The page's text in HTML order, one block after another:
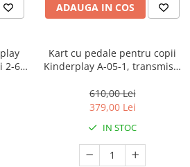
ADAUGA IN COS
2-6
Kart cu pedale pentru copii
Kinderplay A-05-1, transmisie
610,00 Lei
379,00 Lei
IN STOC